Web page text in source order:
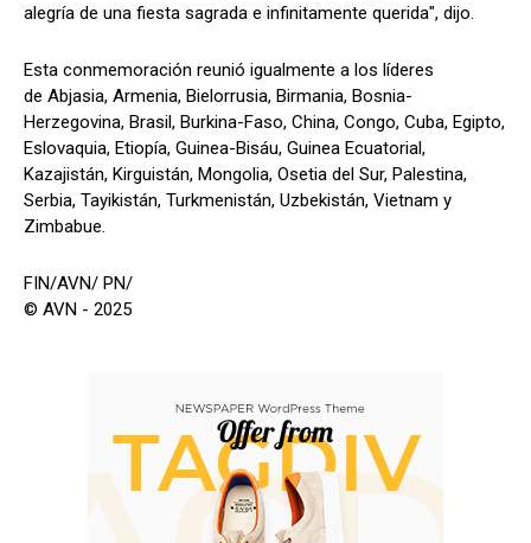
alegría de una fiesta sagrada e infinitamente querida", dijo.
Esta conmemoración reunió igualmente a los líderes
de Abjasia, Armenia, Bielorrusia, Birmania, Bosnia-
Herzegovina, Brasil, Burkina-Faso, China, Congo, Cuba, Egipto,
Eslovaquia, Etiopía, Guinea-Bisáu, Guinea Ecuatorial,
Kazajistán, Kirguistán, Mongolia, Osetia del Sur, Palestina,
Serbia, Tayikistán, Turkmenistán, Uzbekistán, Vietnam y
Zimbabue.
FIN/AVN/ PN/
© AVN - 2025